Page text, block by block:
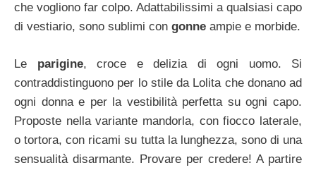
che vogliono far colpo. Adattabilissimi a qualsiasi capo
di vestiario, sono sublimi con gonne ampie e morbide.
Le parigine, croce e delizia di ogni uomo. Si
contraddistinguono per lo stile da Lolita che donano ad
ogni donna e per la vestibilità perfetta su ogni capo.
Proposte nella variante mandorla, con fiocco laterale,
o tortora, con ricami su tutta la lunghezza, sono di una
sensualità disarmante. Provare per credere! A partire